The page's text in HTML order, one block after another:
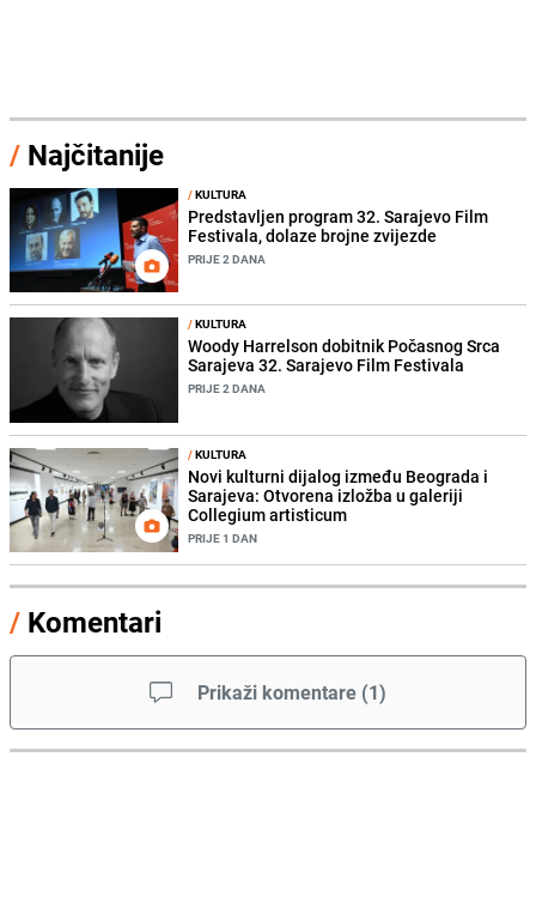
/ Najčitanije
/KULTURA
Predstavljen program 32. Sarajevo Film
Festivala, dolaze brojne zvijezde
PRIJE 2 DANA
/KULTURA
Woody Harrelson dobitnik Počasnog Srca
Sarajeva 32. Sarajevo Film Festivala
PRIJE 2 DANA
/KULTURA
Novi kulturni dijalog između Beograda i
Sarajeva: Otvorena izložba u galeriji
Collegium artisticum
PRIJE 1 DAN
/ Komentari
Prikaži komentare (1)